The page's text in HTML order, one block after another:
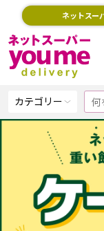
ネットスー
カテゴリー